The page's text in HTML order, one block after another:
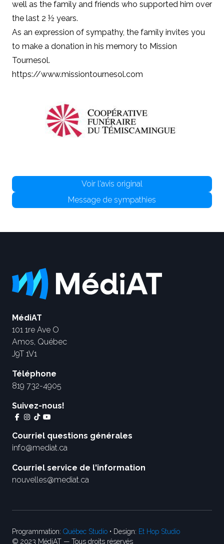
well as the family and friends who supported him over
the last 2 ½ years.
As an expression of sympathy, the family invites you
to make a donation in his memory to Mission
Tournesol.
https://www.missiontournesol.com
Voir l'avis original
Message de sympathies
MédiAT
101 1re Ave O
Amos, Québec
J9T 1V1
Téléphone
819 732-4905
Suivez-nous!
Courriel questions générales
info@mediat.ca
Courriel service de l'information
nouvelles@mediat.ca
Programmation: Québec Studio • Design: Et Hop Studio
© 2023 MédiAT — Tous droits réservés